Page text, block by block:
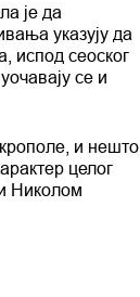
је да
указују да
испод сеоског
се и
и нешто
целог
Николом